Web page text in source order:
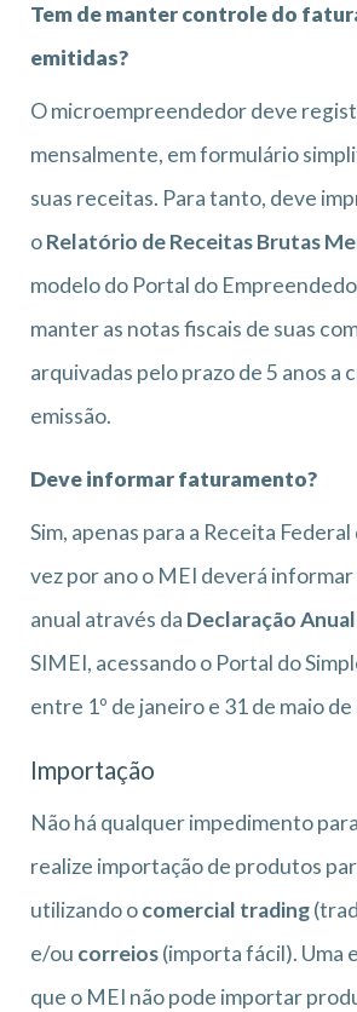
Tem de manter controle do
emitidas?
O microempreendedor deve
mensalmente, em formulário
suas receitas. Para tanto, deve
oRelatório de Receitas Brutas
modelo do Portal do
manter as notas fiscais de suas
arquivadas pelo prazo de 5 anos a
emissão.
Deve informar faturamento?
Sim, apenas para a Receita Federal
vez por ano o MEI deverá
anual através da Declaração
SIMEI, acessando o Portal do
entre 1º de janeiro e 31 de maio de
Importação
Não há qualquer impedimento
realize importação de produtos
utilizando ocomercial trading
e/ou correios(importa fácil). Uma
que o MEI não pode importar